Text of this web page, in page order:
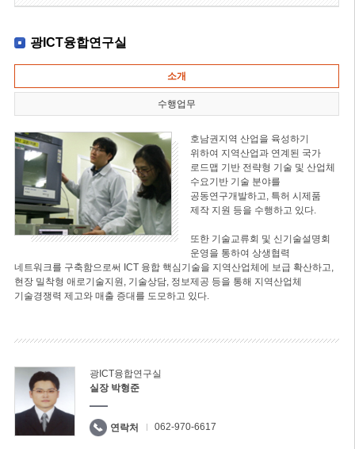
광ICT융합연구실
소개
수행업무
호남권지역 산업을 육성하기
위하여 지역산업과 연계된 국가
로드맵 기반 전략형 기술 및 산업체
수요기반 기술 분야를
공동연구개발하고, 특허 시제품
제작 지원 등을 수행하고 있다.
또한 기술교류회 및 신기술설명회
운영을 통하여 상생협력
네트워크를 구축함으로써 ICT 융합 핵심기술을 지역산업체에 보급 확산하고,
현장 밀착형 애로기술지원, 기술상담, 정보제공 등을 통해 지역산업체
기술경쟁력 제고와 매출 증대를 도모하고 있다.
광ICT융합연구실
실장 박형준
연락처 062-970-6617